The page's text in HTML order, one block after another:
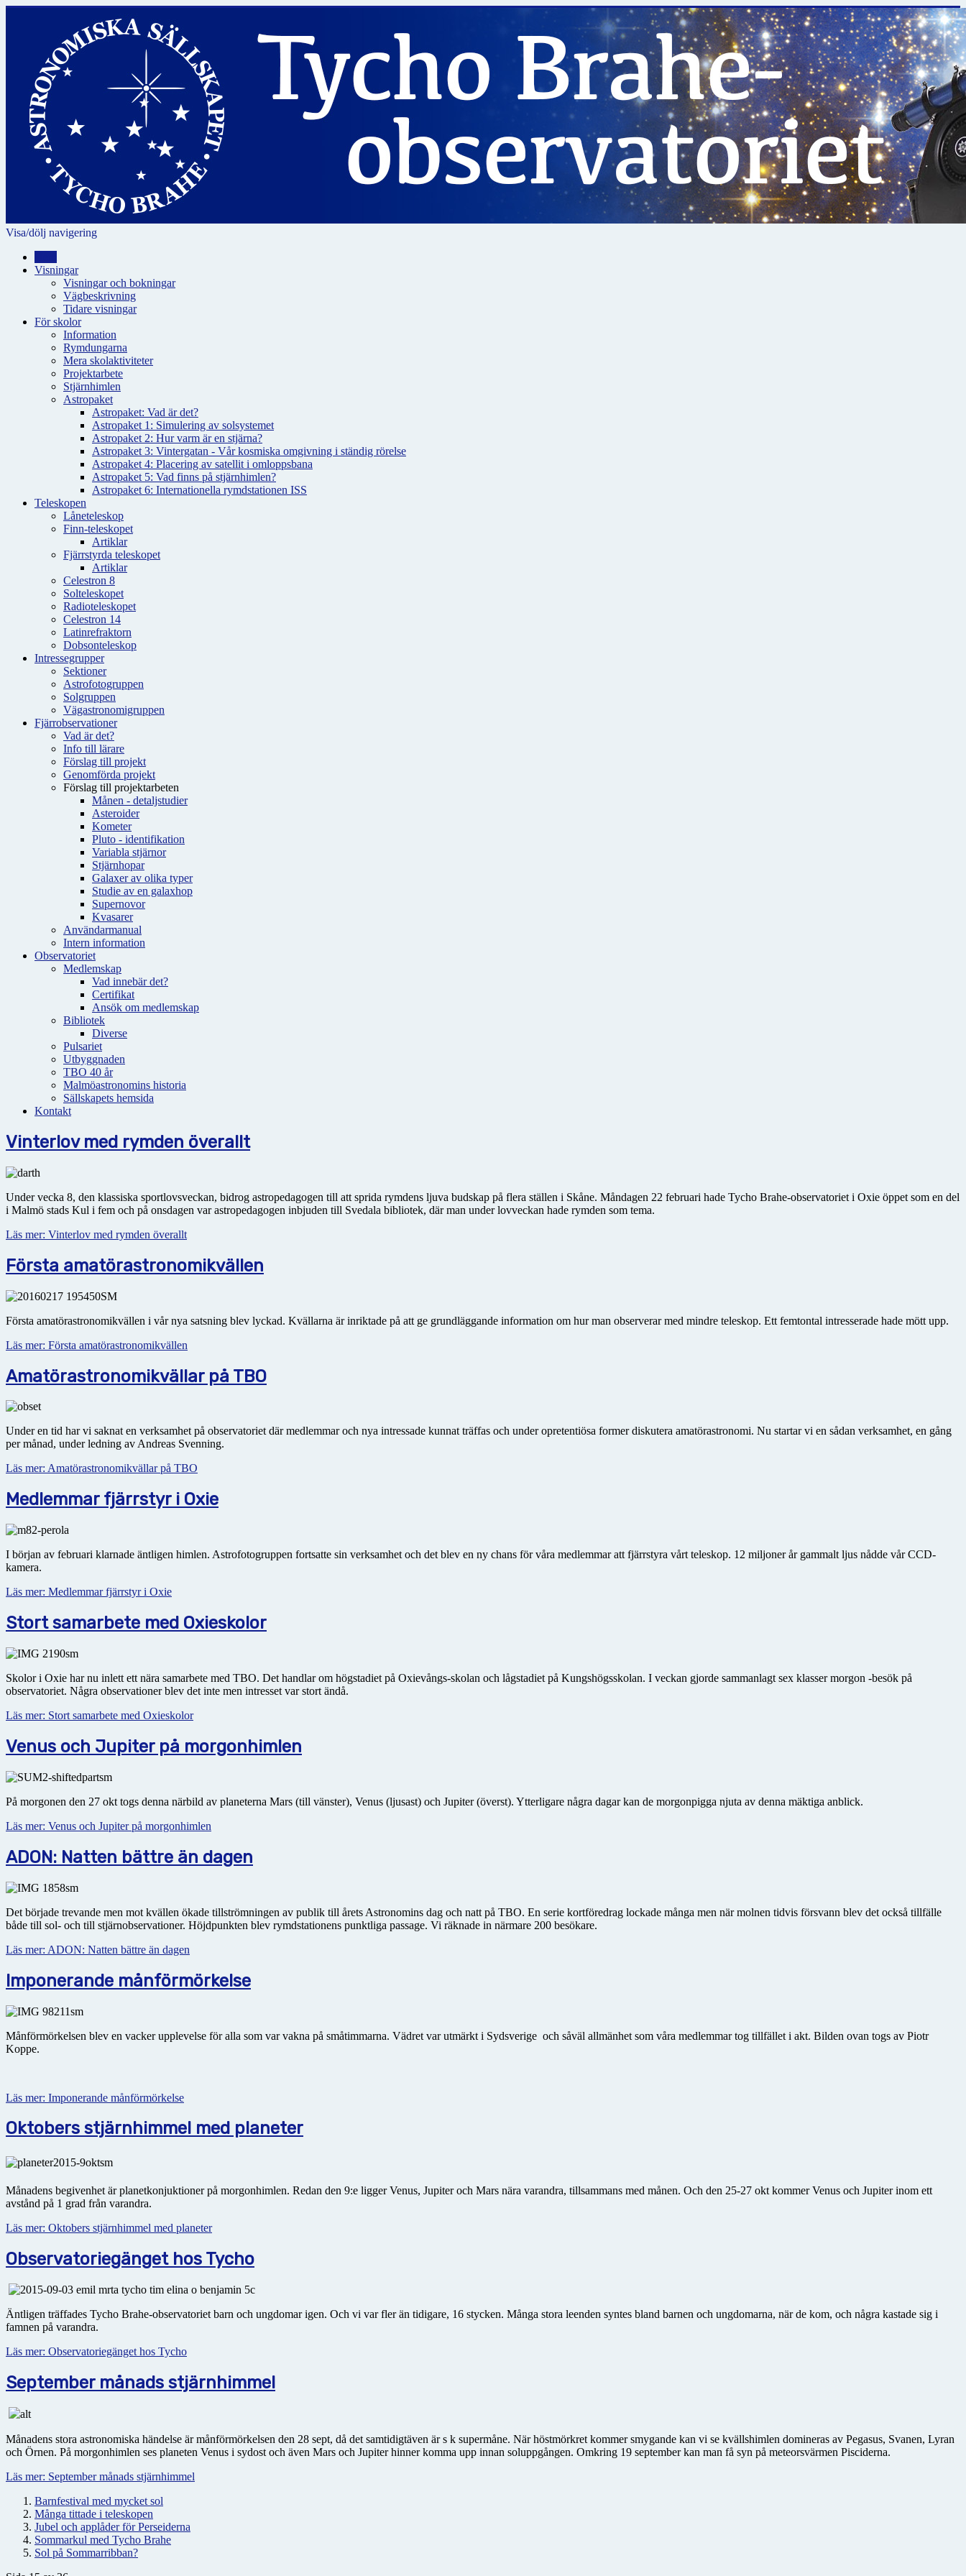
Visa/dölj navigering
Visningar
Visningar och bokningar
Vägbeskrivning
Tidare visningar
För skolor
Information
Rymdungarna
Mera skolaktiviteter
Projektarbete
Stjärnhimlen
Astropaket
Astropaket: Vad är det?
Astropaket 1: Simulering av solsystemet
Astropaket 2: Hur varm är en stjärna?
Astropaket 3: Vintergatan - Vår kosmiska omgivning i ständig rörelse
Astropaket 4: Placering av satellit i omloppsbana
Astropaket 5: Vad finns på stjärnhimlen?
Astropaket 6: Internationella rymdstationen ISS
Teleskopen
Låneteleskop
Finn-teleskopet
Artiklar
Fjärrstyrda teleskopet
Artiklar
Celestron 8
Solteleskopet
Radioteleskopet
Celestron 14
Latinrefraktorn
Dobsonteleskop
Intressegrupper
Sektioner
Astrofotogruppen
Solgruppen
Vägastronomigruppen
Fjärrobservationer
Vad är det?
Info till lärare
Förslag till projekt
Genomförda projekt
Förslag till projektarbeten
Månen - detaljstudier
Asteroider
Kometer
Pluto - identifikation
Variabla stjärnor
Stjärnhopar
Galaxer av olika typer
Studie av en galaxhop
Supernovor
Kvasarer
Användarmanual
Intern information
Observatoriet
Medlemskap
Vad innebär det?
Certifikat
Ansök om medlemskap
Bibliotek
Diverse
Pulsariet
Utbyggnaden
TBO 40 år
Malmöastronomins historia
Sällskapets hemsida
Kontakt
Vinterlov med rymden överallt
Under vecka 8, den klassiska sportlovsveckan, bidrog astropedagogen till att sprida rymdens ljuva budskap på flera ställen i Skåne. Måndagen 22 februari hade Tycho Brahe-observatoriet i Oxie öppet som en del
i Malmö stads Kul i fem och på onsdagen var astropedagogen inbjuden till Svedala bibliotek, där man under lovveckan hade rymden som tema.
Läs mer: Vinterlov med rymden överallt
Första amatörastronomikvällen
Första amatörastronomikvällen i vår nya satsning blev lyckad. Kvällarna är inriktade på att ge grundläggande information om hur man observerar med mindre teleskop. Ett femtontal intresserade hade mött upp.
Läs mer: Första amatörastronomikvällen
Amatörastronomikvällar på TBO
Under en tid har vi saknat en verksamhet på observatoriet där medlemmar och nya intressade kunnat träffas och under opretentiösa former diskutera amatörastronomi. Nu startar vi en sådan verksamhet, en gång
per månad, under ledning av Andreas Svenning.
Läs mer: Amatörastronomikvällar på TBO
Medlemmar fjärrstyr i Oxie
I början av februari klarnade äntligen himlen. Astrofotogruppen fortsatte sin verksamhet och det blev en ny chans för våra medlemmar att fjärrstyra vårt teleskop. 12 miljoner år gammalt ljus nådde vår CCD-
kamera.
Läs mer: Medlemmar fjärrstyr i Oxie
Stort samarbete med Oxieskolor
Skolor i Oxie har nu inlett ett nära samarbete med TBO. Det handlar om högstadiet på Oxievångs-skolan och lågstadiet på Kungshögsskolan. I veckan gjorde sammanlagt sex klasser morgon -besök på
observatoriet. Några observationer blev det inte men intresset var stort ändå.
Läs mer: Stort samarbete med Oxieskolor
Venus och Jupiter på morgonhimlen
På morgonen den 27 okt togs denna närbild av planeterna Mars (till vänster), Venus (ljusast) och Jupiter (överst). Ytterligare några dagar kan de morgonpigga njuta av denna mäktiga anblick.
Läs mer: Venus och Jupiter på morgonhimlen
ADON: Natten bättre än dagen
Det började trevande men mot kvällen ökade tillströmningen av publik till årets Astronomins dag och natt på TBO. En serie kortföredrag lockade många men när molnen tidvis försvann blev det också tillfälle
både till sol- och till stjärnobservationer. Höjdpunkten blev rymdstationens punktliga passage. Vi räknade in närmare 200 besökare.
Läs mer: ADON: Natten bättre än dagen
Imponerande månförmörkelse
Månförmörkelsen blev en vacker upplevelse för alla som var vakna på småtimmarna. Vädret var utmärkt i Sydsverige och såväl allmänhet som våra medlemmar tog tillfället i akt. Bilden ovan togs av Piotr
Koppe.
Läs mer: Imponerande månförmörkelse
Oktobers stjärnhimmel med planeter
Månadens begivenhet är planetkonjuktioner på morgonhimlen. Redan den 9:e ligger Venus, Jupiter och Mars nära varandra, tillsammans med månen. Och den 25-27 okt kommer Venus och Jupiter inom ett
avstånd på 1 grad från varandra.
Läs mer: Oktobers stjärnhimmel med planeter
Observatoriegänget hos Tycho
Äntligen träffades Tycho Brahe-observatoriet barn och ungdomar igen. Och vi var fler än tidigare, 16 stycken. Många stora leenden syntes bland barnen och ungdomarna, när de kom, och några kastade sig i
famnen på varandra.
Läs mer: Observatoriegänget hos Tycho
September månads stjärnhimmel
Månadens stora astronomiska händelse är månförmörkelsen den 28 sept, då det samtidigtäven är s k supermåne. När höstmörkret kommer smygande kan vi se kvällshimlen domineras av Pegasus, Svanen, Lyran
och Örnen. På morgonhimlen ses planeten Venus i sydost och även Mars och Jupiter hinner komma upp innan soluppgången. Omkring 19 september kan man få syn på meteorsvärmen Pisciderna.
Läs mer: September månads stjärnhimmel
Barnfestival med mycket sol
Många tittade i teleskopen
Jubel och applåder för Perseiderna
Sommarkul med Tycho Brahe
Sol på Sommarribban?